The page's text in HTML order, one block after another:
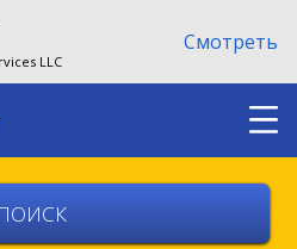
LLC
Смотреть